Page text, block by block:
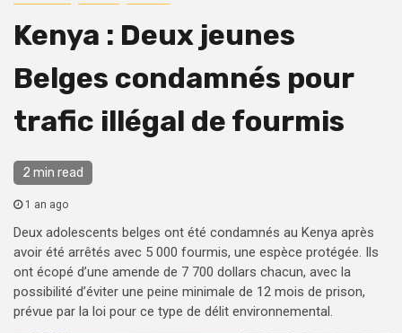
Kenya : Deux jeunes
Belges condamnés pour
trafic illégal de fourmis
2 min read
1 an ago
Deux adolescents belges ont été condamnés au Kenya après
avoir été arrêtés avec 5 000 fourmis, une espèce protégée. Ils
ont écopé d’une amende de 7 700 dollars chacun, avec la
possibilité d’éviter une peine minimale de 12 mois de prison,
prévue par la loi pour ce type de délit environnemental.